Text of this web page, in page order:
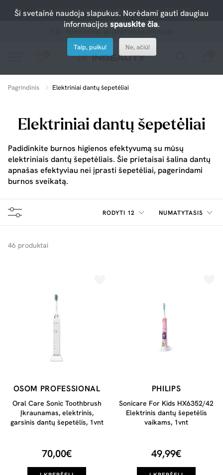
-10% nuolaida atrinktiems produktams su kodu PERKU10
Greitesnis pristatymas Vilniuje
Pagrindinis Elektriniai dantų šepetėliai
Elektriniai dantų šepetėliai
Padidinkite burnos higienos efektyvumą su mūsų
elektriniais dantų šepetėliais. Šie prietaisai šalina dantų
apnašas efektyviau nei įprasti šepetėliai, pagerindami
burnos sveikatą.
RODYTI 12 NUMATYTASIS
46 produktai
OSOM PROFESSIONAL
Oral Care Sonic Toothbrush
Įkraunamas, elektrinis,
garsinis dantų šepetėlis, 1vnt
70,00€
PHILIPS
Sonicare For Kids HX6352/42
Elektrinis dantų šepetėlis
vaikams, 1vnt
49,99€
Ši svetainė naudoja slapukus. Norėdami gauti daugiau
informacijos spauskite čia.
Taip, puiku! Ne, ačiū!